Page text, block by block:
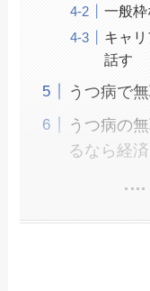
一般
キャ
話す
うつ病で
うつ病の
るなら経